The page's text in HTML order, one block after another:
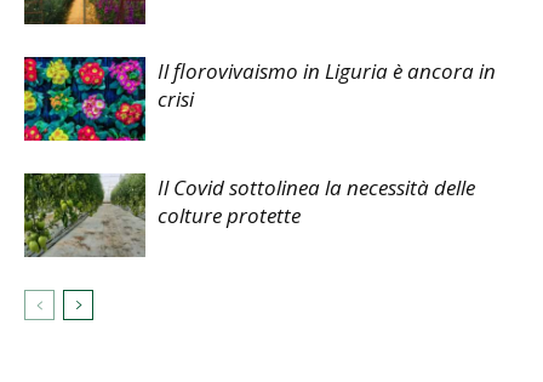
Il florovivaismo in Liguria è ancora in
crisi
Il Covid sottolinea la necessità delle
colture protette